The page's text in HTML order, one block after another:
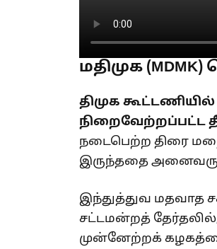
மதிமுக
திமுக
நிறைவேற்றப்பட்ட
நடைபெற்ற திரை
இருந்ததை
இந்துத்துவ மதவாத
சட்டமன்றத்
முன்னேற்றக்